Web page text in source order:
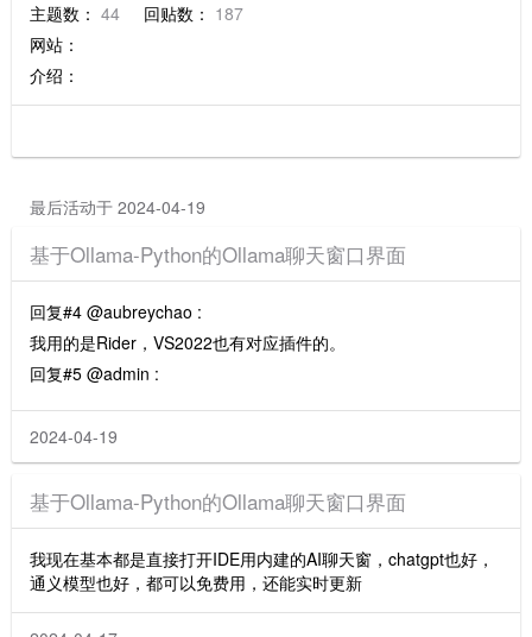
主题数： 44 回贴数： 187
网站：
介绍：
最后活动于 2024-04-19
基于Ollama-Python的Ollama聊天窗口界面
回复#4 @aubreychao :
我用的是Rider，VS2022也有对应插件的。
回复#5 @admin :
2024-04-19
基于Ollama-Python的Ollama聊天窗口界面
我现在基本都是直接打开IDE用内建的AI聊天窗，chatgpt也好，
通义模型也好，都可以免费用，还能实时更新